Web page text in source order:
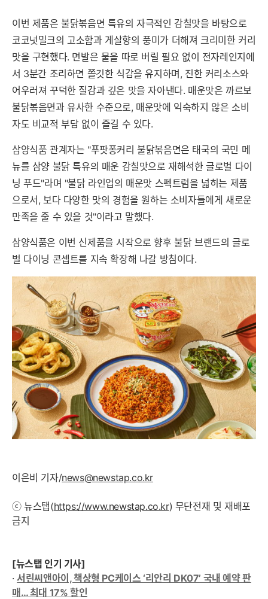
이번 제품은 불닭볶음면 특유의 자극적인 감칠맛을 바탕으로
코코넛밀크의 고소함과 게살향의 풍미가 더해져 크리미한 커리
맛을 구현했다. 면발은 물을 따로 버릴 필요 없이 전자레인지에
서 3분간 조리하면 쫄깃한 식감을 유지하며, 진한 커리소스와
어우러져 꾸덕한 질감과 깊은 맛을 자아낸다. 매운맛은 까르보
불닭볶음면과 유사한 수준으로, 매운맛에 익숙하지 않은 소비
자도 비교적 부담 없이 즐길 수 있다.
삼양식품 관계자는 "푸팟퐁커리 불닭볶음면은 태국의 국민 메
뉴를 삼양 불닭 특유의 매운 감칠맛으로 재해석한 글로벌 다이
닝 푸드"라며 "불닭 라인업의 매운맛 스펙트럼을 넓히는 제품
으로서, 보다 다양한 맛의 경험을 원하는 소비자들에게 새로운
만족을 줄 수 있을 것"이라고 말했다.
삼양식품은 이번 신제품을 시작으로 향후 불닭 브랜드의 글로
벌 다이닝 콘셉트를 지속 확장해 나갈 방침이다.
이은비 기자/news@newstap.co.kr
ⓒ 뉴스탭(https://www.newstap.co.kr) 무단전재 및 재배포
금지
[뉴스탭 인기 기사]
·서린씨앤아이, 책상형 PC케이스 ‘리안리 DK07’ 국내 예약 판
매… 최대 17% 할인